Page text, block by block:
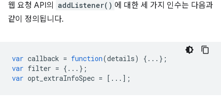
웹 요청 API의 addListener() 에 대한 세 가지 인수는 다음과
같이 정의됩니다.
var callback = function(details)
{...};
var filter = {...};
var opt_extraInfoSpec = [...];